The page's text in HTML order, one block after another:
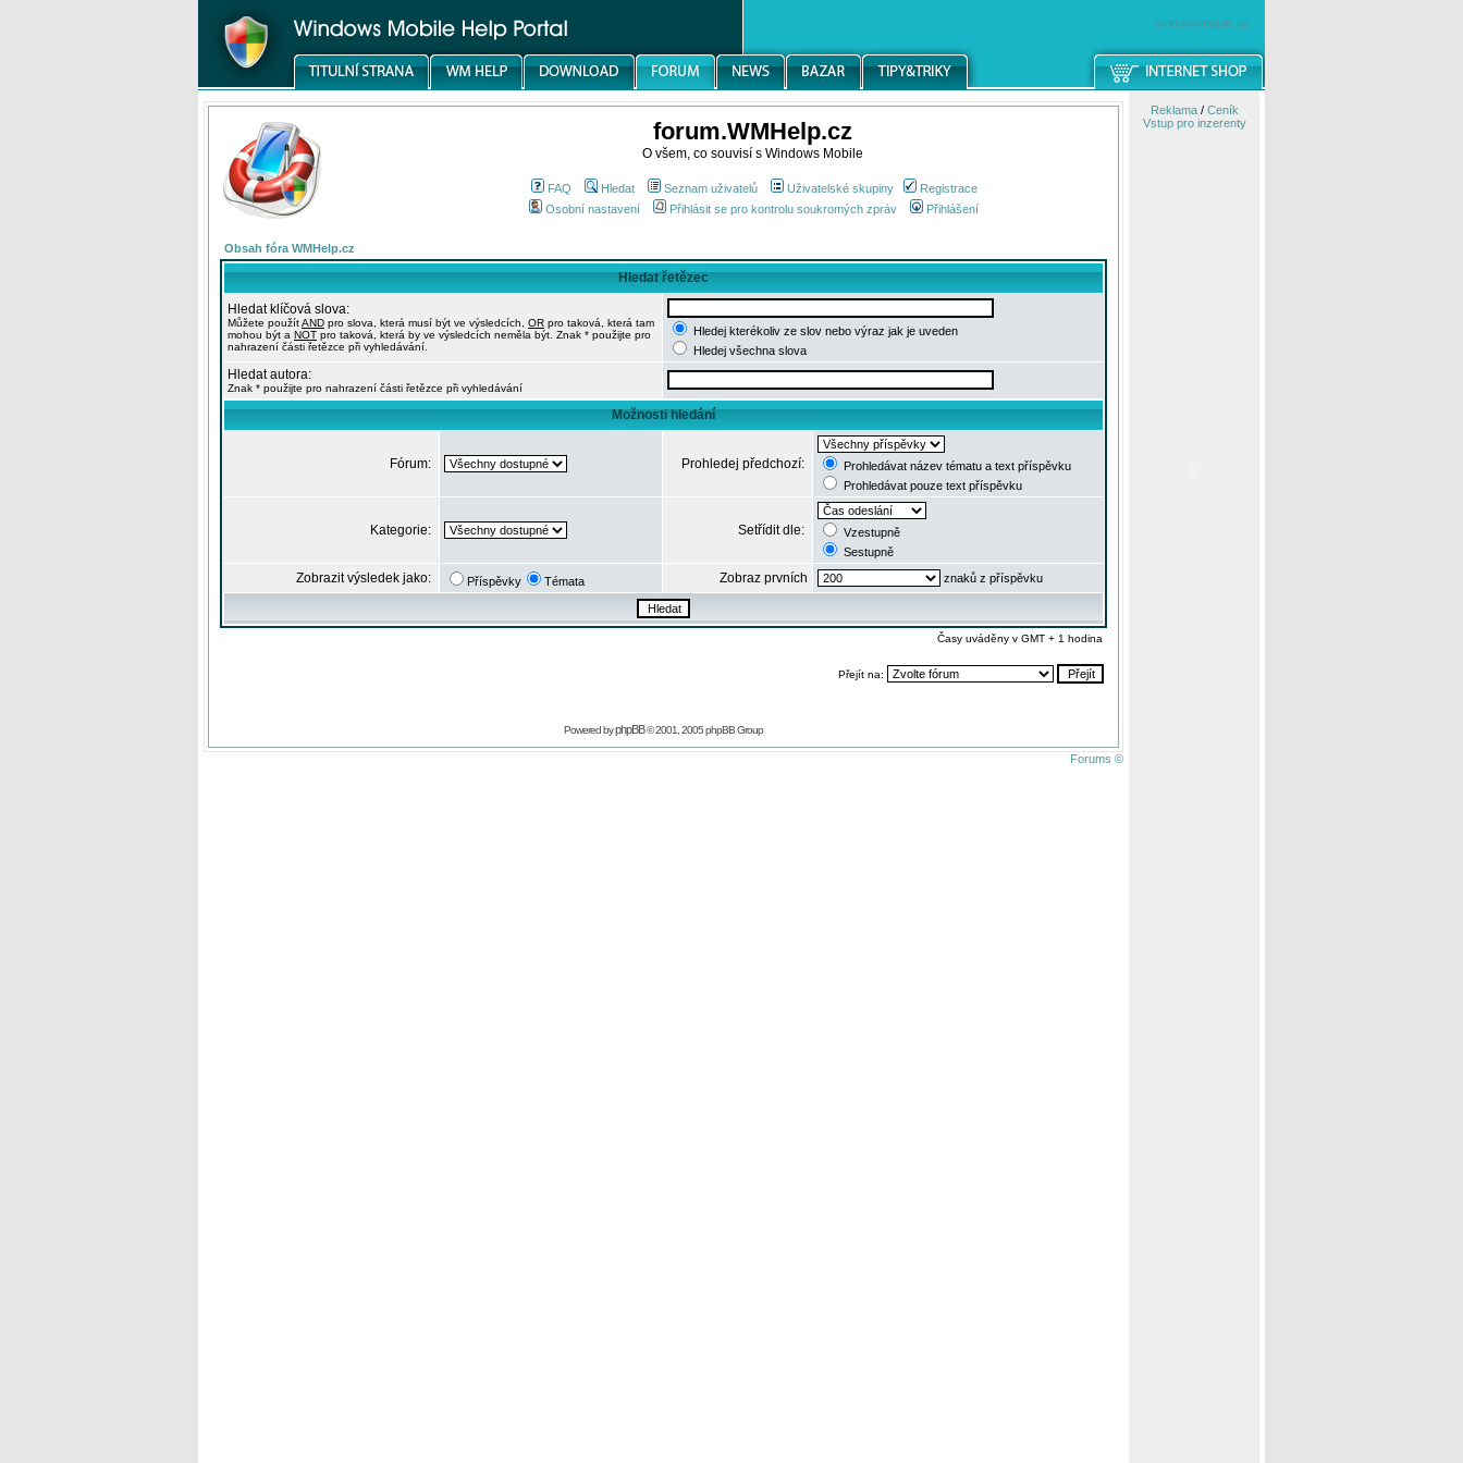
windowsmobile.cz
forum.WMHelp.cz
O všem, co souvisí s Windows Mobile
FAQ Hledat Seznam uživatelů Uživatelské skupiny
Registrace
Osobní nastavení
Přihlásit se pro kontrolu soukromých zpráv Přihlášení
Obsah fóra WMHelp.cz
Hledat řetězec
Hledat klíčová slova:
Můžete použítAND pro slova, která musí být ve výsledcích, OR pro taková, která tam
mohou být a NOT pro taková, která by ve výsledcích neměla být. Znak * použijte pro
nahrazení části řetězce při vyhledávání.
Hledej kterékoliv ze slov nebo výraz jak je uveden
Hledej všechna slova
Hledat autora:
Znak * použijte pro nahrazení části řetězce při vyhledávání
Možnosti hledání
Fórum: Prohledej předchozí:
Prohledávat název tématu a text příspěvku
Prohledávat pouze text příspěvku
Kategorie: Setřídit dle:
Vzestupně
Sestupně
Zobrazit výsledek jako: Příspěvky Témata Zobraz prvních znaků z příspěvku
Časy uváděny v GMT + 1 hodina
Přejít na:
Powered byphpBB© 2001, 2005 phpBB Group
Forums ©
Reklama/ Ceník
Vstup pro inzerenty